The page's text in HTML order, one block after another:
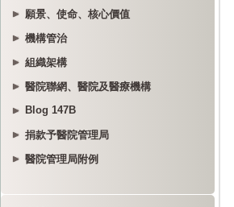
願景、使命、核心價值
機構管治
組織架構
醫院聯網、醫院及醫療機構
Blog 147B
捐款予醫院管理局
醫院管理局附例